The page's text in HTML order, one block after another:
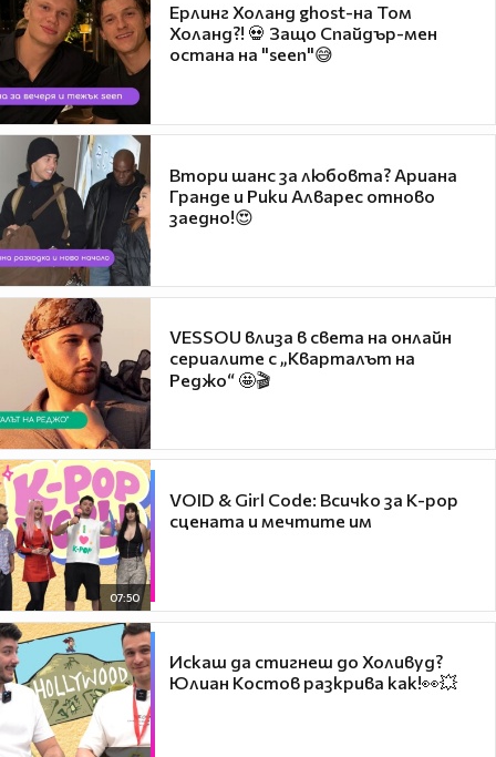
Ерлинг Холанд ghost-на Том
Холанд?! 💀 Защо Спайдър-мен
остана на "seen"😅
Втори шанс за любовта? Ариана
Гранде и Рики Алварес отново
заедно!😍
VESSOU влиза в света на онлайн
сериалите с „Кварталът на
Реджо“ 🤩🎬
07:50
VOID & Girl Code: Всичко за K-pop
сцената и мечтите им
Искаш да стигнеш до Холивуд?
Юлиан Костов разкрива как!👀💥